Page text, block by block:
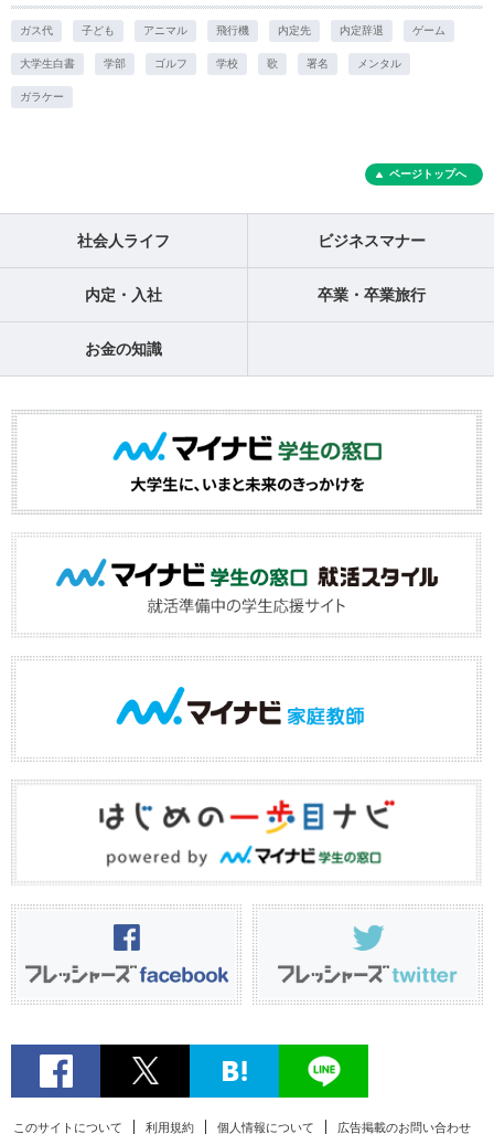
ガス代 子ども アニマル 飛行機 内定先 内定辞退 ゲーム
大学生白書 学部 ゴルフ 学校 歌 署名 メンタル
ガラケー
ページトップへ
社会人ライフ ビジネスマナー
内定・入社 卒業・卒業旅行
お金の知識
このサイトについて 利用規約 個人情報について 広告掲載のお問い合わせ